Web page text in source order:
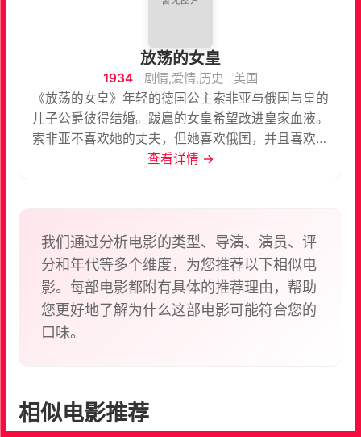
放荡的女皇
1934 剧情,爱情,历史
美国
《放荡的女皇》年轻的德国公主索非亚与俄国与皇的
儿子公爵彼得结婚。跋扈的女皇希望改进皇家血液。
索非亚不喜欢她的丈夫，但她喜欢俄国，并且喜欢俄
国的战士。她尽职地生产一个儿子——可疑的父权，
查看详情 →
我们通过分析电影的类型、导演、演员、评
分和年代等多个维度，为您推荐以下相似电
影。每部电影都附有具体的推荐理由，帮助
您更好地了解为什么这部电影可能符合您的
口味。
相似电影推荐